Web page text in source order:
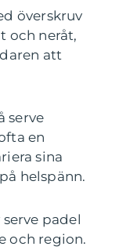
överskruv
och neråt,
att
serve
en
sina
helspänn.
padel
och region.